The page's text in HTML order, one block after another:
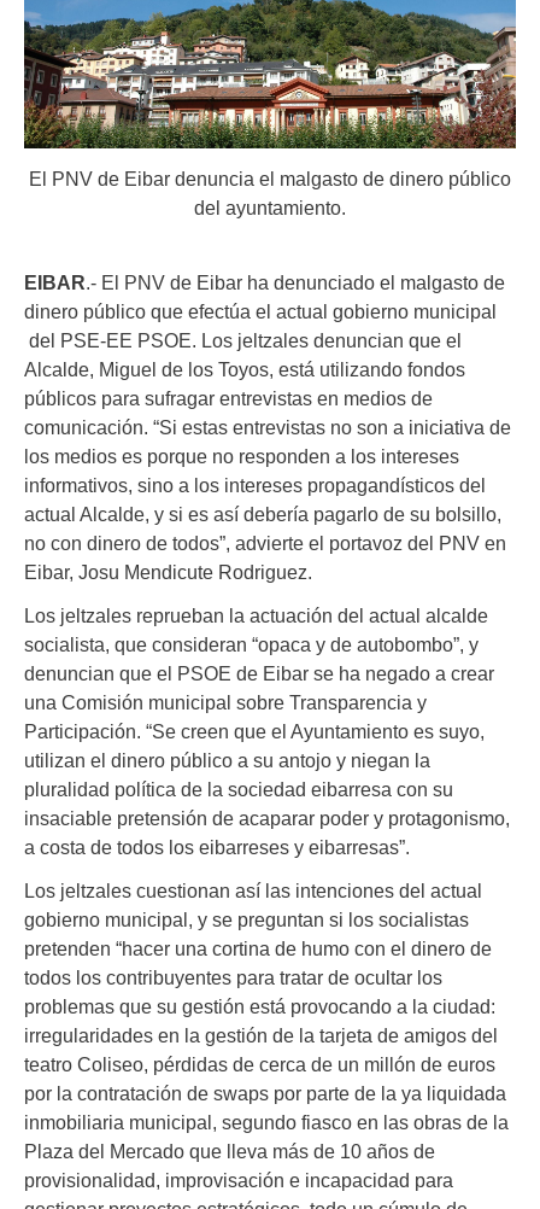
El PNV de Eibar denuncia el malgasto de dinero público
del ayuntamiento.
EIBAR.- El PNV de Eibar ha denunciado el malgasto de
dinero público que efectúa el actual gobierno municipal
del PSE-EE PSOE. Los jeltzales denuncian que el
Alcalde, Miguel de los Toyos, está utilizando fondos
públicos para sufragar entrevistas en medios de
comunicación. “Si estas entrevistas no son a iniciativa de
los medios es porque no responden a los intereses
informativos, sino a los intereses propagandísticos del
actual Alcalde, y si es así debería pagarlo de su bolsillo,
no con dinero de todos”, advierte el portavoz del PNV en
Eibar, Josu Mendicute Rodriguez.
Los jeltzales reprueban la actuación del actual alcalde
socialista, que consideran “opaca y de autobombo”, y
denuncian que el PSOE de Eibar se ha negado a crear
una Comisión municipal sobre Transparencia y
Participación. “Se creen que el Ayuntamiento es suyo,
utilizan el dinero público a su antojo y niegan la
pluralidad política de la sociedad eibarresa con su
insaciable pretensión de acaparar poder y protagonismo,
a costa de todos los eibarreses y eibarresas”.
Los jeltzales cuestionan así las intenciones del actual
gobierno municipal, y se preguntan si los socialistas
pretenden “hacer una cortina de humo con el dinero de
todos los contribuyentes para tratar de ocultar los
problemas que su gestión está provocando a la ciudad:
irregularidades en la gestión de la tarjeta de amigos del
teatro Coliseo, pérdidas de cerca de un millón de euros
por la contratación de swaps por parte de la ya liquidada
inmobiliaria municipal, segundo fiasco en las obras de la
Plaza del Mercado que lleva más de 10 años de
provisionalidad, improvisación e incapacidad para